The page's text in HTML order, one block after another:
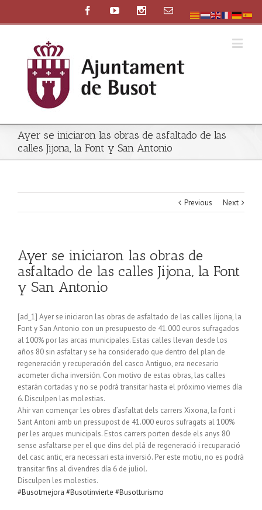
Ayer se iniciaron las obras de asfaltado de las
calles Jijona, la Font y San Antonio
Previous Next
Ayer se iniciaron las obras de
asfaltado de las calles Jijona, la Font
y San Antonio
[ad_1] Ayer se iniciaron las obras de asfaltado de las calles Jijona, la
Font y San Antonio con un presupuesto de 41.000 euros sufragados
al 100% por las arcas municipales. Estas calles llevan desde los
años 80 sin asfaltar y se ha considerado que dentro del plan de
regeneración y recuperación del casco Antiguo, era necesario
acometer dicha inversión. Con motivo de estas obras, las calles
estarán cortadas y no se podrá transitar hasta el próximo viernes día
6. Disculpen las molestias.
Ahir van començar les obres d’asfaltat dels carrers Xixona, la font i
Sant Antoni amb un pressupost de 41.000 euros sufragats al 100%
per les arques municipals. Estos carrers porten desde els anys 80
sense asfaltarse per el que dins del plá de regeneració i recuparació
del casc antic, era necessari esta inversió. Per este motiu, no es podrá
transitar fins al divendres día 6 de juliol.
Disculpen les molesties.
#Busotmejora #Busotinvierte #Busotturismo